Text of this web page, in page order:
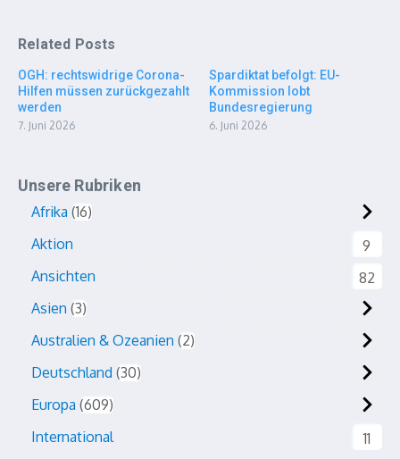
Related Posts
OGH: rechtswidrige Corona-
Hilfen müssen zurückgezahlt
werden
7. Juni 2026
Spardiktat befolgt: EU-
Kommission lobt
Bundesregierung
6. Juni 2026
Unsere Rubriken
Afrika 16
Aktion
9
Ansichten
82
Asien 3
Australien & Ozeanien 2
Deutschland 30
Europa 609
International
11